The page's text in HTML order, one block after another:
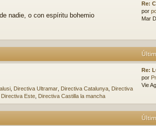
nadie, o con espíritu bohemio
Re:
por
Mar
Directiva Ultramar Directiva Catalunya Directiva
Directiva Este Directiva Castilla la mancha
Re:
por
Vie